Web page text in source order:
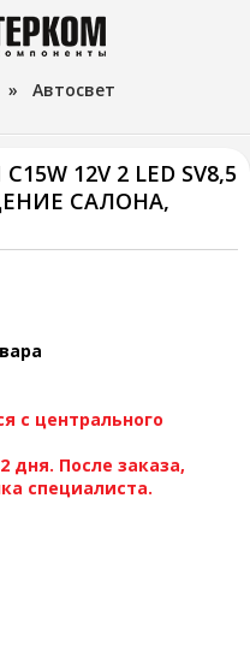
» Автосвет
12V 2 LED SV8,5
САЛОНА,
с центрального
дня. После заказа,
специалиста.